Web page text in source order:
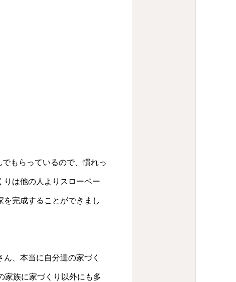
もらっているので、慣れっ
りは他の人よりスローペー
完成することができまし
、本当に自分達の家づく
家族に家づくり以外にも多